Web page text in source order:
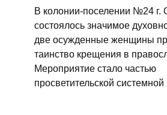
В колонии-поселении №24 г.
состоялось значимое
две осужденные женщины
таинство крещения в
Мероприятие стало частью
просветительской